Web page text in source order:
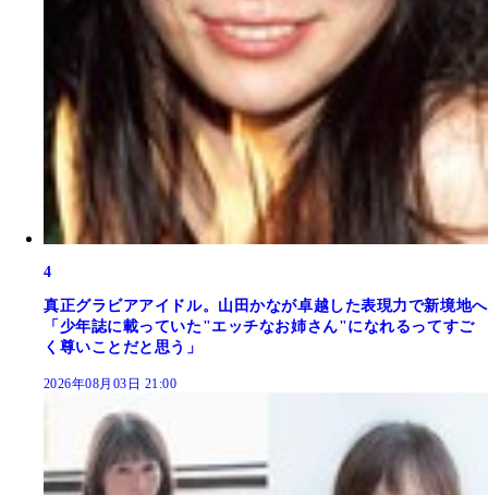
4
真正グラビアアイドル。山田かなが卓越した表現力で新境地へ
「少年誌に載っていた"エッチなお姉さん"になれるってすご
く尊いことだと思う」
2026年08月03日 21:00